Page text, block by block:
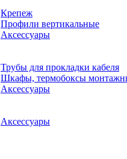
Крепеж
Профили вертикальные
Аксессуары
Трубы для прокладки кабеля
Шкафы, термобоксы
Аксессуары
Аксессуары